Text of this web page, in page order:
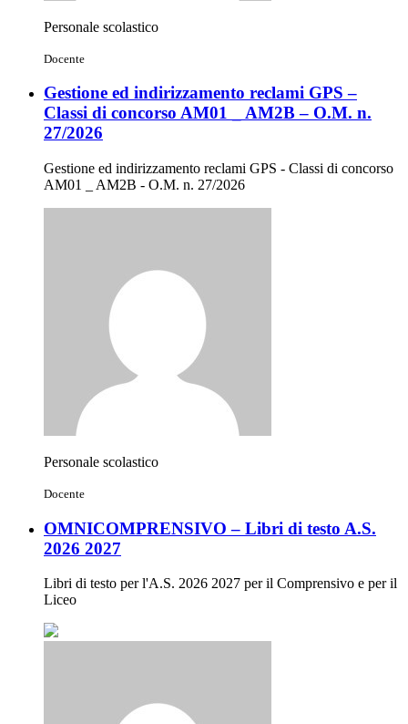
Personale scolastico
Docente
Gestione ed indirizzamento reclami GPS –
Classi di concorso AM01 _ AM2B – O.M. n.
27/2026
Gestione ed indirizzamento reclami GPS - Classi di concorso
AM01 _ AM2B - O.M. n. 27/2026
Personale scolastico
Docente
OMNICOMPRENSIVO – Libri di testo A.S.
2026 2027
Libri di testo per l'A.S. 2026 2027 per il Comprensivo e per il
Liceo